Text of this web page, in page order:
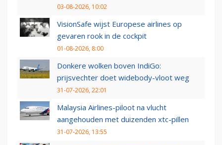
03-08-2026, 10:02
VisionSafe wijst Europese airlines op
gevaren rook in de cockpit
01-08-2026, 8:00
Donkere wolken boven IndiGo:
prijsvechter doet widebody-vloot weg
31-07-2026, 22:01
Malaysia Airlines-piloot na vlucht
aangehouden met duizenden xtc-pillen
31-07-2026, 13:55